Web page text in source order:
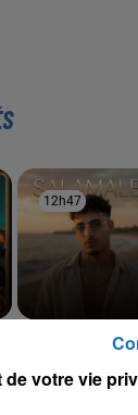
12h47
12h47
MOHA K
de votre vie